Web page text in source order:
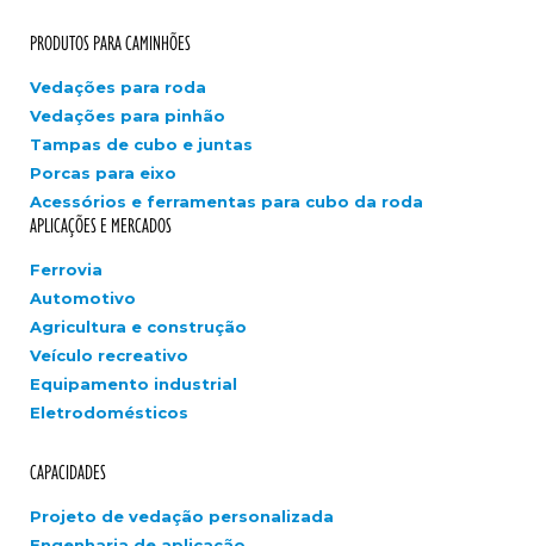
PRODUTOS PARA CAMINHÕES
Vedações para roda
Vedações para pinhão
Tampas de cubo e juntas
Porcas para eixo
Acessórios e ferramentas para cubo da roda
APLICAÇÕES E MERCADOS
Ferrovia
Automotivo
Agricultura e construção
Veículo recreativo
Equipamento industrial
Eletrodomésticos
CAPACIDADES
Projeto de vedação personalizada